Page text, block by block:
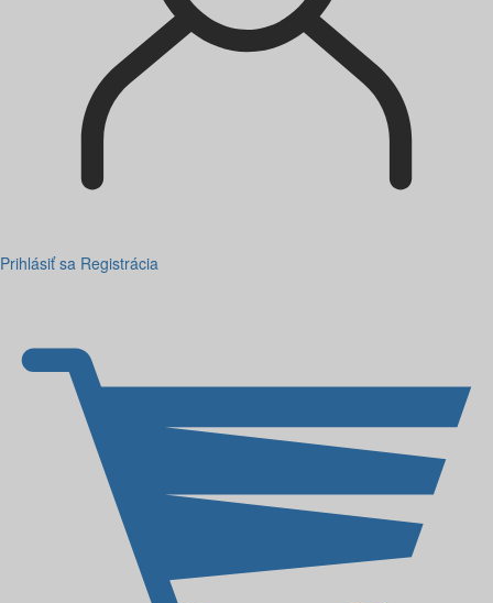
Prihlásiť sa Registrácia